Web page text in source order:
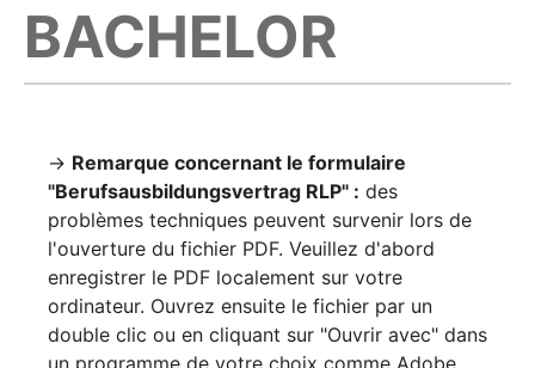
BACHELOR
→ Remarque concernant le formulaire
"Berufsausbildungsvertrag RLP" : des
problèmes techniques peuvent survenir lors de
l'ouverture du fichier PDF. Veuillez d'abord
enregistrer le PDF localement sur votre
ordinateur. Ouvrez ensuite le fichier par un
double clic ou en cliquant sur "Ouvrir avec" dans